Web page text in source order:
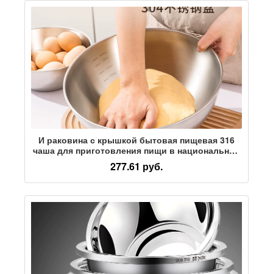
И раковина с крышкой бытовая пищевая 316
чаша для приготовления пищи в национальном
стиле кухонная 304 чаша для выпечки и
замешивания теста из нержавеющей стали
277.61 руб.